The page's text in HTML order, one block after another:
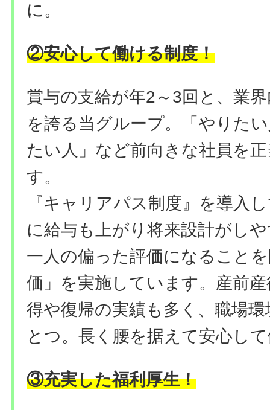
に。
②安心して働ける制度！
賞与の支給が年2～3回と、業
を誇る当グループ。「やりた
たい人」など前向きな社員を
す。
『キャリアパス制度』を導入
に給与も上がり将来設計がし
一人の偏った評価になること
価」を実施しています。産前
得や復帰の実績も多く、職場
とつ。長く腰を据えて安心し
③充実した福利厚生！